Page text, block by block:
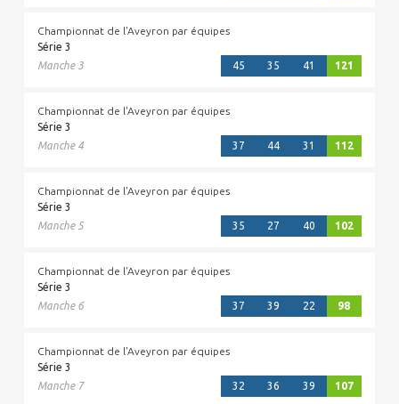
Championnat de l'Aveyron par équipes
Série 3
Manche 3
45 35 41 121
Championnat de l'Aveyron par équipes
Série 3
Manche 4
37 44 31 112
Championnat de l'Aveyron par équipes
Série 3
Manche 5
35 27 40 102
Championnat de l'Aveyron par équipes
Série 3
Manche 6
37 39 22 98
Championnat de l'Aveyron par équipes
Série 3
Manche 7
32 36 39 107